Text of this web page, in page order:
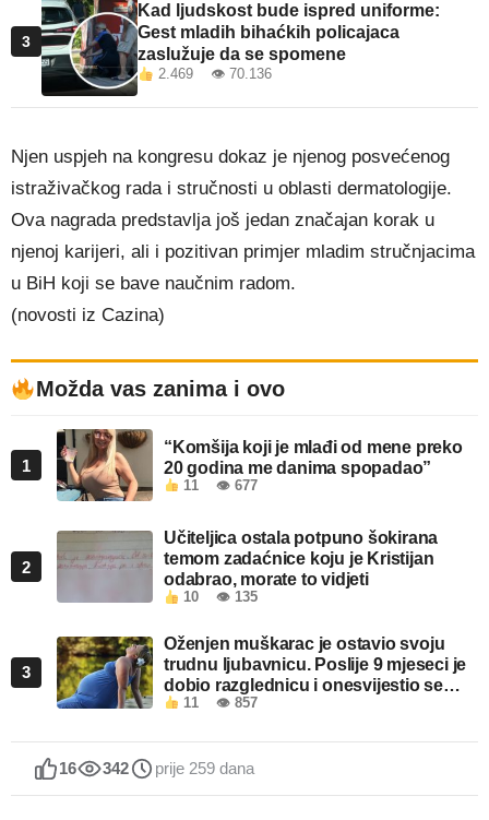
3
Kad ljudskost bude ispred uniforme:
Gest mladih bihaćkih policajaca
zaslužuje da se spomene
2.469 👁 70.136
Njen uspjeh na kongresu dokaz je njenog posvećenog
istraživačkog rada i stručnosti u oblasti dermatologije.
Ova nagrada predstavlja još jedan značajan korak u
njenoj karijeri, ali i pozitivan primjer mladim stručnjacima
u BiH koji se bave naučnim radom.
(novosti iz Cazina)
Možda vas zanima i ovo
1
“Komšija koji je mlađi od mene preko
20 godina me danima spopadao”
11 👁 677
2
Učiteljica ostala potpuno šokirana
temom zadaćnice koju je Kristijan
odabrao, morate to vidjeti
10 👁 135
3
Oženjen muškarac je ostavio svoju
trudnu ljubavnicu. Poslije 9 mjeseci je
dobio razglednicu i onesvijestio se
kada je pročitao šta piše!
11 👁 857
16 342 prije 259 dana